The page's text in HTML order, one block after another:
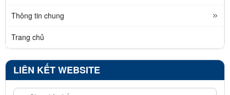
Thông tin chung
Trang chủ
LIÊN KẾT WEBSITE